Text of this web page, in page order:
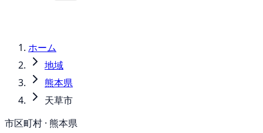
ホーム
地域
熊本県
天草市
市区町村 · 熊本県